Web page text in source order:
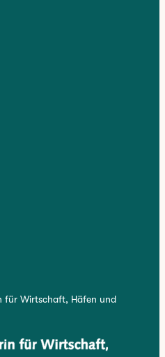
für Wirtschaft, Häfen und